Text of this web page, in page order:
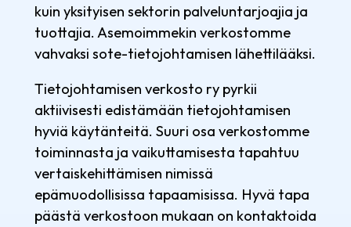
kuin yksityisen sektorin palveluntarjoajia ja
tuottajia. Asemoimmekin verkostomme
vahvaksi sote-tietojohtamisen lähettilääksi.
Tietojohtamisen verkosto ry pyrkii
aktiivisesti edistämään tietojohtamisen
hyviä käytänteitä. Suuri osa verkostomme
toiminnasta ja vaikuttamisesta tapahtuu
vertaiskehittämisen nimissä
epämuodollisissa tapaamisissa. Hyvä tapa
päästä verkostoon mukaan on kontaktoida